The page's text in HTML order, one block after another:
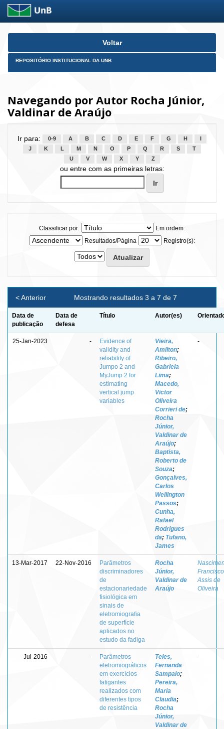
Skip
Voltar
REPOSITÓRIO INSTITUCIONAL DA UNB
Navegando por Autor Rocha Júnior,
Valdinar de Araújo
Ir para: 0-9 A B C D E F G H
J
K L M N O P Q R S
T
U
V W X Y Z
ou entre com as primeiras letras:
Classificar por:
Em ordem:
Resultados/Página
Registro(s):
Mostrando resultados 3 a 7 de 7
< Anterior
Data de
publicação
Data de
defesa
Título Autor(es)
25-Jan-2023 -
Evidence of
validity and
reliability of
Jumpo 2 and
MyJump 2 for
estimating
vertical jump
variables
Vieira,
Amilton;
Ribeiro,
Gabriela
Lima;
Macedo,
Victor
Oliveira
Corrieri de;
Rocha
Júnior,
Valdinar de
Araújo;
Baptista,
Roberto de
Souza;
Gonçalves,
Carlos
Wellington
Passos;
Cunha,
Rafael
Rodrigues
da; Tufano,
James
-
13-Mar-2017 22-Nov-2016
Parâmetros
discriminadores
de
estacionariedade
fisiológica em
sinais de
eletromiografia
de superfície
aplicados no
estudo da fadiga
Rocha
Júnior,
Valdinar de
Araújo
Francisco
Assis de
Oliveira
Jul-2016 -
Parâmetros
eletromiográficos
em exercícios
fatigantes
realizados com
diferentes tipos
de resistência
Teles,
Fernanda
Sampaio;
Pereira,
Maria
Claudia;
Rocha
Júnior,
Valdinar de
-